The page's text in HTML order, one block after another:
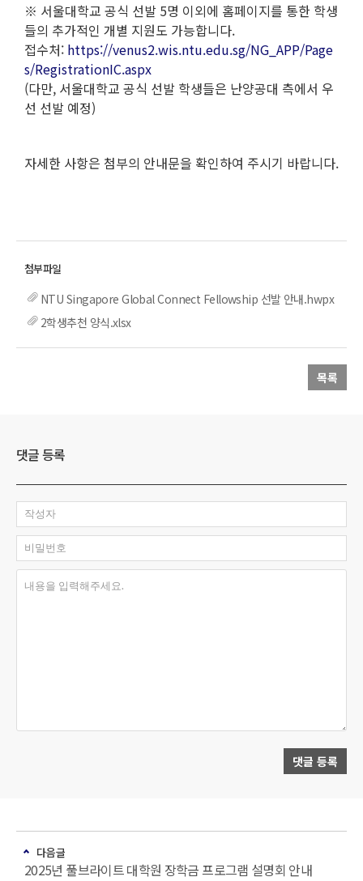
※ 서울대학교 공식 선발 5명 이외에 홈페이지를 통한 학생
들의 추가적인 개별 지원도 가능합니다.
접수처: https://venus2.wis.ntu.edu.sg/NG_APP/Page
s/RegistrationIC.aspx
(다만, 서울대학교 공식 선발 학생들은 난양공대 측에서 우
선 선발 예정)
자세한 사항은 첨부의 안내문을 확인하여 주시기 바랍니다.
NTU Singapore Global Connect Fellowship 선발 안내.hwpx
2학생추천 양식.xlsx
목록
댓글 등록
작성자
비밀번호
내용을 입력해주세요.
댓글 등록
다음글
2025년 풀브라이트 대학원 장학금 프로그램 설명회 안내